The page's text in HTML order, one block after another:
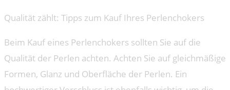
Qualität zählt: Tipps zum Kauf Ihres Perlenchokers
Beim Kauf eines Perlenchokers sollten Sie auf die
Qualität der Perlen achten. Achten Sie auf gleichmäßige
Formen, Glanz und Oberfläche der Perlen. Ein